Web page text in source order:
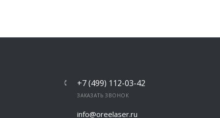
+7 (499) 112-03-42
ЗАКАЗАТЬ ЗВОНОК
info@oreelaser.ru